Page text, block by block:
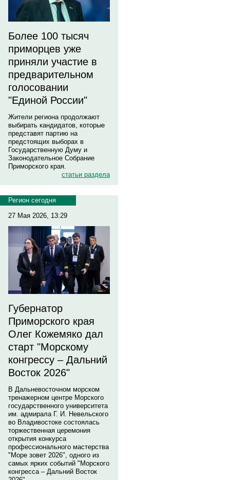
Более 100 тысяч
приморцев уже
приняли участие в
предварительном
голосовании
"Единой России"
Жители региона продолжают
выбирать кандидатов, которые
представят партию на
предстоящих выборах в
Государственную Думу и
Законодательное Собрание
Приморского края.
статьи раздела
Регион сегодня
27 Мая 2026, 13:29
Губернатор
Приморского края
Олег Кожемяко дал
старт "Морскому
конгрессу – Дальний
Восток 2026"
В Дальневосточном морском
тренажерном центре Морского
государственного университета
им. адмирала Г. И. Невельского
во Владивостоке состоялась
торжественная церемония
открытия конкурса
профессионального мастерства
"Море зовет 2026", одного из
самых ярких событий "Морского
конгресса – Дальний Восток